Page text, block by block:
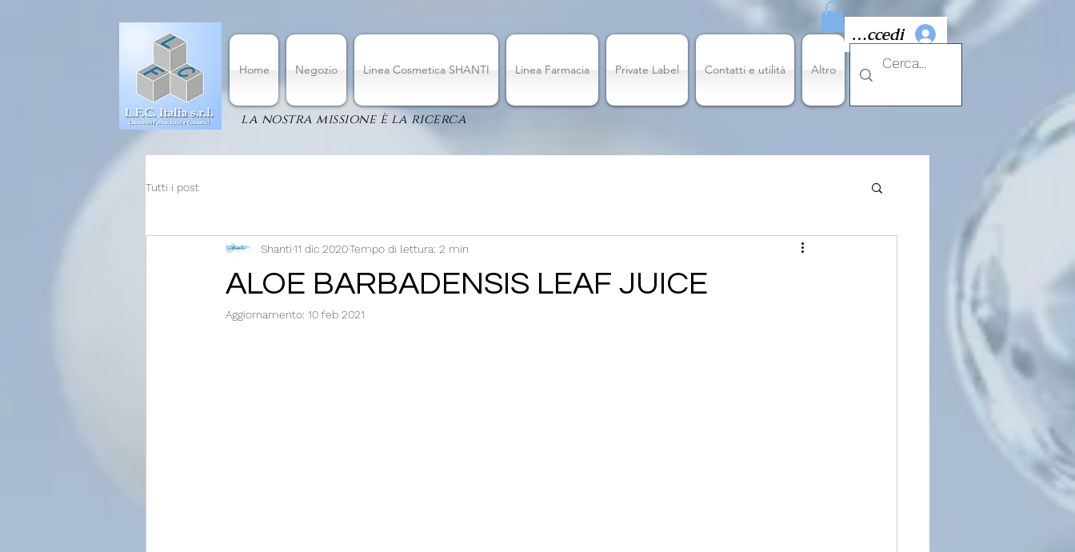
Home Negozio Linea Cosmetica SHANTI Linea Farmacia Private Label Contatti e utilità Altro
Accedi
la nostra missione è la ricerca
Tutti i post
ALOE BARBADENSIS LEAF JUICE
Shanti11 dic 2020Tempo di lettura: 2 min
Aggiornamento: 10 feb 2021